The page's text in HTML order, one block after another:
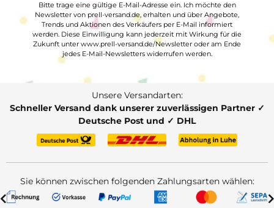
Bitte trage eine gültige E-Mail-Adresse ein. Ich möchte den
Newsletter von prell-versand.de, erhalten und über Angebote,
Trends und Aktionen des Verkäufers per E-Mail informiert
werden. Diese Einwilligung kann jederzeit mit Wirkung für die
Zukunft unter www.prell-versand.de/Newsletter oder am Ende
jedes E-Mail-Newsletters widerrufen werden.
Unsere Versandarten:
Schneller Versand dank unserer zuverlässigen Partner ✓
Deutsche Post und ✓ DHL
Sie können zwischen folgenden Zahlungsarten wählen: